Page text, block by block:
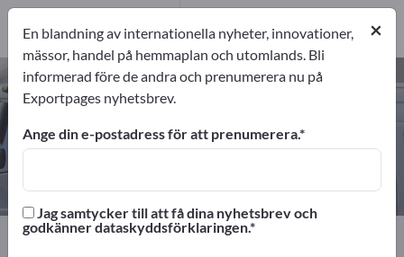
Flygplatsfordon – hitta tillverkare
och leverantörer
2
2
Exportpages Fordon
Specialfordon
×
En blandning av internationella nyheter, innovationer,
mässor, handel på hemmaplan och utomlands. Bli
informerad före de andra och prenumerera nu på
Exportpages nyhetsbrev.
Ange din e-postadress för att prenumerera.
Jag samtycker till att få dina nyhetsbrev och
godkänner dataskyddsförklaringen.